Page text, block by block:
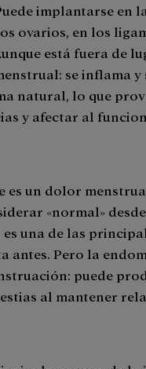
implantarse en
ovarios, en los
está fuera de
se inflama y
natural, lo que
y afectar al
es un dolor
«normal»
una de las
antes. Pero la
puede
al mantener